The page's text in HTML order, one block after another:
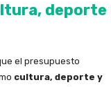
deporte
el presupuesto
cultura, deporte y